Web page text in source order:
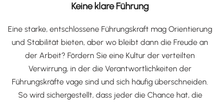
Keine klare Führung
Eine starke, entschlossene Führungskraft mag Orientierung
und Stabilität bieten, aber wo bleibt dann die Freude an
der Arbeit? Fördern Sie eine Kultur der verteilten
Verwirrung, in der die Verantwortlichkeiten der
Führungskräfte vage sind und sich häufig überschneiden.
So wird sichergestellt, dass jeder die Chance hat, die